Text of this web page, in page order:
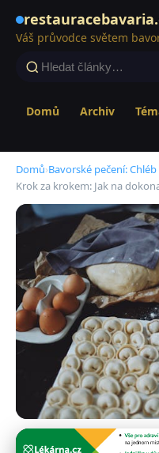
Váš průvodce světem
Domů Archiv
Domů›Bavorské pečení:
Krok za krokem: Jak na
Bavorské pečení: Chléb a